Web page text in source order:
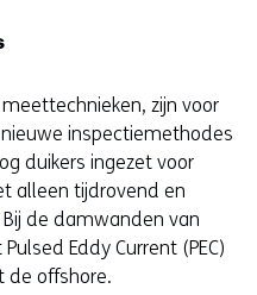
zijn voor
inspectiemethodes
duikers ingezet voor
alleen tijdrovend en
de damwanden van
Eddy Current (PEC)
de offshore.